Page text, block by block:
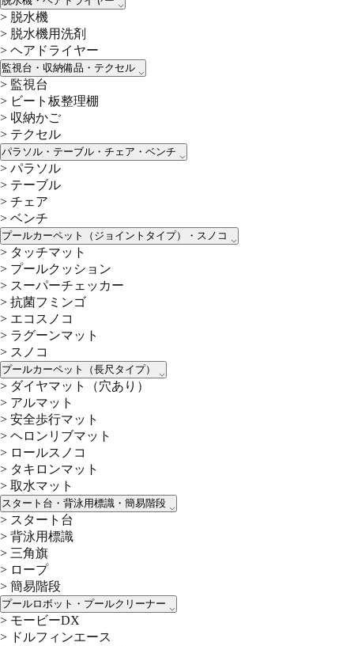
> 脱水機
> 脱水機用洗剤
> ヘアドライヤー
監視台・収納備品・テクセル
> 監視台
> ビート板整理棚
> 収納かご
> テクセル
パラソル・テーブル・チェア・ベンチ
> パラソル
> テーブル
> チェア
> ベンチ
プールカーペット（ジョイントタイプ）・スノコ
> タッチマット
> プールクッション
> スーパーチェッカー
> 抗菌フミンゴ
> エコスノコ
> ラグーンマット
> スノコ
プールカーペット（長尺タイプ）
> ダイヤマット（穴あり）
> アルマット
> 安全歩行マット
> ヘロンリブマット
> ロールスノコ
> タキロンマット
> 取水マット
スタート台・背泳用標識・簡易階段
> スタート台
> 背泳用標識
> 三角旗
> ロープ
> 簡易階段
プールロボット・プールクリーナー
> モービーDX
> ドルフィンエース